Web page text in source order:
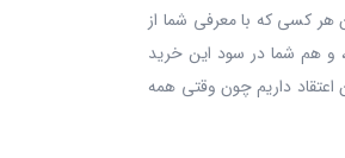
هر کسی که با معرفی شما از
و هم شما در سود این خرید
داریم چون وقتی همه